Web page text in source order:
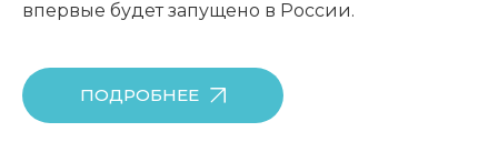
впервые будет запущено в России.
ПОДРОБНЕЕ